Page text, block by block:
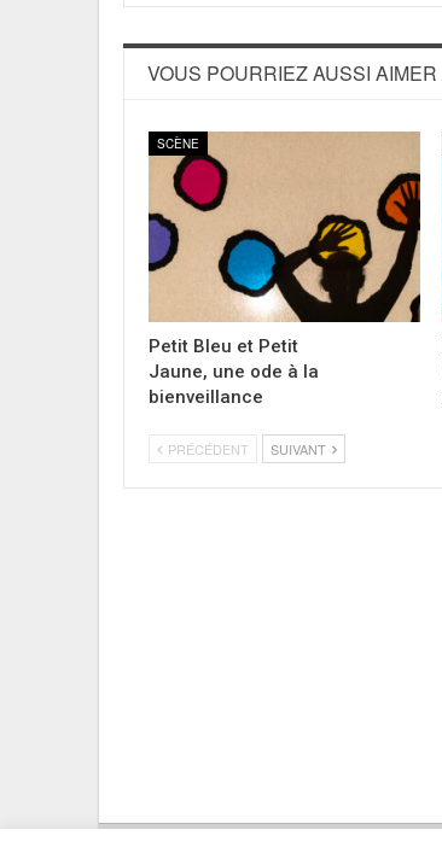
VOUS POURRIEZ AUSSI AIMER
SCÈNE
Petit Bleu et Petit
Jaune, une ode à la
bienveillance
PRÉCÉDENT SUIVANT